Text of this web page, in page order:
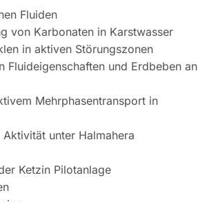
Fluiden
von Karbonaten in Karstwasser
in aktiven Störungszonen
Fluideigenschaften und Erdbeben an
Mehrphasentransport in
unter Halmahera
Ketzin Pilotanlage